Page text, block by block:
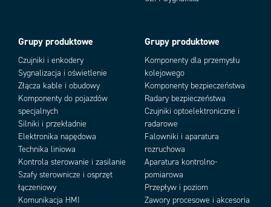
Grupy produktowe
Czujniki i enkodery
Sygnalizacja i oświetlenie
Złącza kable i obudowy
Komponenty do pojazdów
specjalnych
Silniki i przekładnie
Elektronika napędowa
Technika liniowa
Kontrola sterowanie i zasilanie
Szafy sterownicze i osprzęt
łączeniowy
Komunikacja HMI
Grupy produktowe
Komponenty dla przemysłu
kolejowego
Komponenty bezpieczeństwa
Radary bezpieczeństwa
Czujniki optoelektroniczne i
radarowe
Falowniki i aparatura
rozruchowa
Aparatura kontrolno-
pomiarowa
Przepływ i poziom
Zawory procesowe i akcesoria